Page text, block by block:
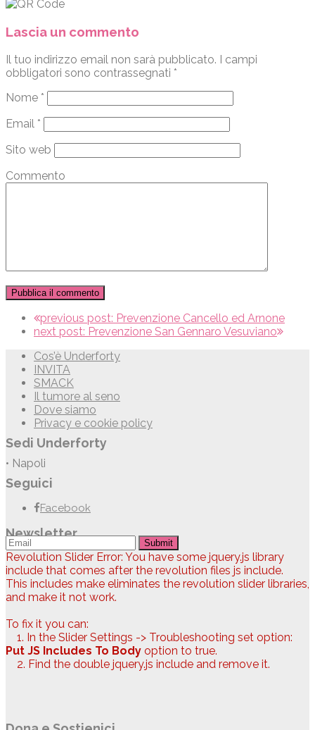
Lascia un commento
Il tuo indirizzo email non sarà pubblicato. I campi
obbligatori sono contrassegnati *
Nome *
Email *
Sito web
Commento
previous post: Prevenzione Cancello ed Arnone
next post: Prevenzione San Gennaro Vesuviano
Cos’è Underforty
INVITA
SMACK
Il tumore al seno
Dove siamo
Privacy e cookie policy
Sedi Underforty
• Napoli
Seguici
Facebook
Newsletter
Submit
Revolution Slider Error: You have some jquery.js library
include that comes after the revolution files js include.
This includes make eliminates the revolution slider libraries,
and make it not work.
To fix it you can:
1. In the Slider Settings -> Troubleshooting set option:
Put JS Includes To Body option to true.
2. Find the double jquery.js include and remove it.